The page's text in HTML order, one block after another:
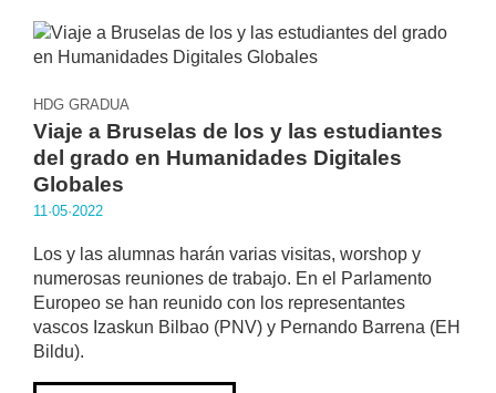
HDG GRADUA
Viaje a Bruselas de los y las estudiantes
del grado en Humanidades Digitales
Globales
11·05·2022
Los y las alumnas harán varias visitas, worshop y
numerosas reuniones de trabajo. En el Parlamento
Europeo se han reunido con los representantes
vascos Izaskun Bilbao (PNV) y Pernando Barrena (EH
Bildu).